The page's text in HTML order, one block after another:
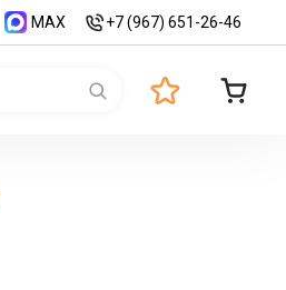
MAX +7 (967) 651-26-46